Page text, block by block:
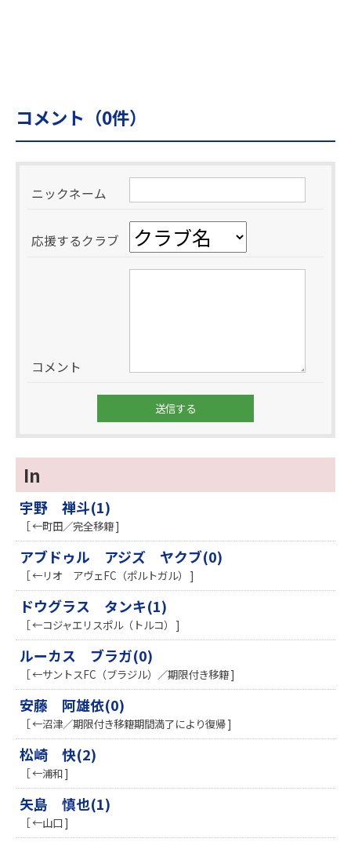
コメント（0件）
ニックネーム
応援するクラブ
コメント
In
宇野 禅斗(1)
［ ←町田／完全移籍 ]
アブドゥル アジズ ヤクブ(0)
［ ←リオ アヴェFC（ポルトガル） ]
ドウグラス タンキ(1)
［ ←コジャエリスポル（トルコ） ]
ルーカス ブラガ(0)
［ ←サントスFC（ブラジル）／期限付き移籍 ]
安藤 阿雄依(0)
［ ←沼津／期限付き移籍期間満了により復帰 ]
松崎 快(2)
［ ←浦和 ]
矢島 慎也(1)
［ ←山口 ]